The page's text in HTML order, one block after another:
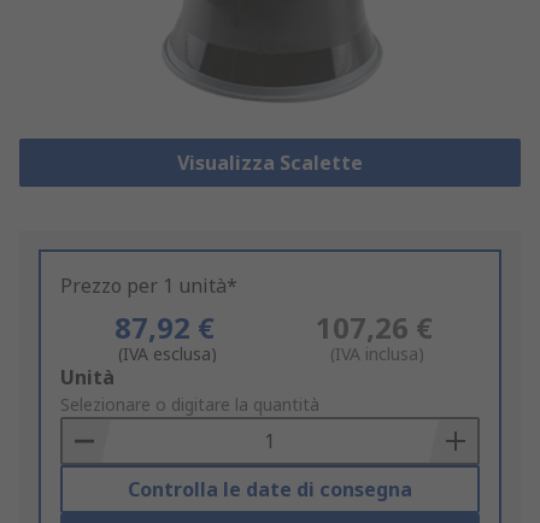
Visualizza Scalette
Prezzo per 1 unità*
87,92 €
(IVA esclusa)
107,26 €
(IVA inclusa)
Add
to
Basket
Unità
Selezionare o digitare la quantità
Controlla le date di consegna